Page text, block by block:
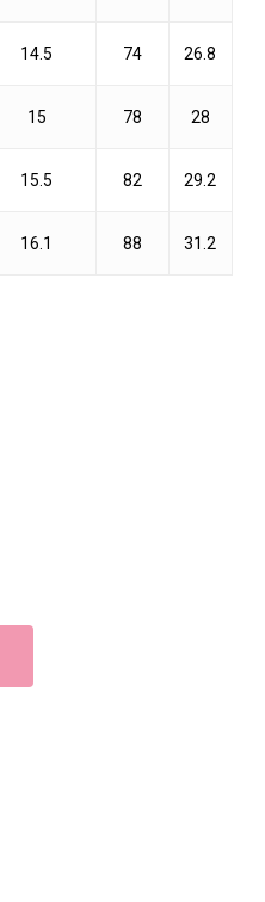
14.5 74 26.8
15 78 28
15.5 82 29.2
16.1 88 31.2